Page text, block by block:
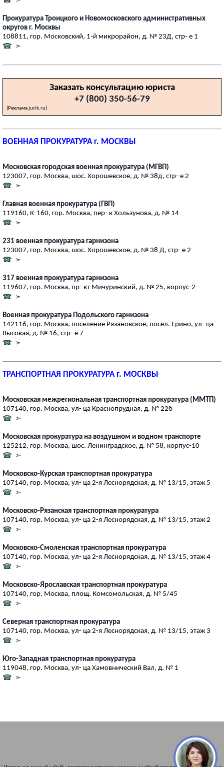
Прокуратура Троицкого и Новомосковского административных
округов г. Москвы
108811, гор. Московский, 1-й микрорайон, д. № 23Д, стр- е 1
☎ ➣
Заказать консультацию юриста
+7 (800) 350-56-79
(Рекламаjurik.ru)
ВОЕННАЯ ПРОКУРАТУРА г. МОСКВЫ
Московская городская военная прокуратура (МГВП)
123007, гор. Москва, шос. Хорошевское, д. № 38д, стр- е 2
☎ ➣
Главная военная прокуратура (ГВП)
119160, К-160, гор. Москва, пер- к Хользунова, д. № 14
☎ ➣
231 военная прокуратура гарнизона
123007, гор. Москва, шос. Хорошевское, д. № 38 Д, стр- е 2
☎ ➣
317 военная прокуратура гарнизона
119607, гор. Москва, пр- кт Мичуринский, д. № 25, корпус-2
☎ ➣
Военная прокуратура Подольского гарнизона
142116, гор. Москва, поселение Рязановское, посёл. Ерино, ул- ца
Высокая, д. № 16, стр- е 7
☎ ➣
ТРАНСПОРТНАЯ ПРОКУРАТУРА г. МОСКВЫ
Московская межрегиональная транспортная прокуратура (ММТП)
107140, гор. Москва, ул- ца Краснопрудная, д. № 22б
☎ ➣
Московская прокуратура на воздушном и водном транспорте
125212, гор. Москва, шос. Ленинградское, д. № 58, корпус-10
☎ ➣
Московско-Курская транспортная прокуратура
107140, гор. Москва, ул- ца 2-я Леснорядская, д. № 13/15, этаж 5
☎ ➣
Московско-Рязанская транспортная прокуратура
107140, гор. Москва, ул- ца 2-я Леснорядская, д. № 13/15, этаж 2
☎ ➣
Московско-Смоленская транспортная прокуратура
107140, гор. Москва, ул- ца 2-я Леснорядская, д. № 13/15, этаж 4
☎ ➣
Московско-Ярославская транспортная прокуратура
107140, гор. Москва, площ. Комсомольская, д. № 5/45
☎ ➣
Северная транспортная прокуратура
107140, гор. Москва, ул- ца 2-я Леснорядская, д. № 13/15, этаж 3
☎ ➣
Юго-Западная транспортная прокуратура
119048, гор. Москва, ул- ца Хамовнический Вал, д. № 1
☎ ➣